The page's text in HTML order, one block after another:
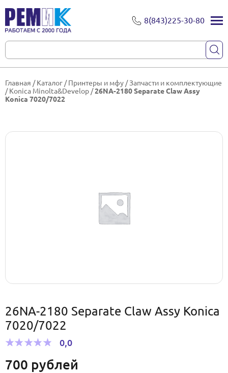
8(843)225-30-80
Главная /Каталог /Принтеры и мфу /Запчасти и комплектующие
/Konica Minolta&Develop /26NA-2180 Separate Claw Assy
Konica 7020/7022
26NA-2180 Separate Claw Assy Konica
7020/7022
0,0
700 рублей